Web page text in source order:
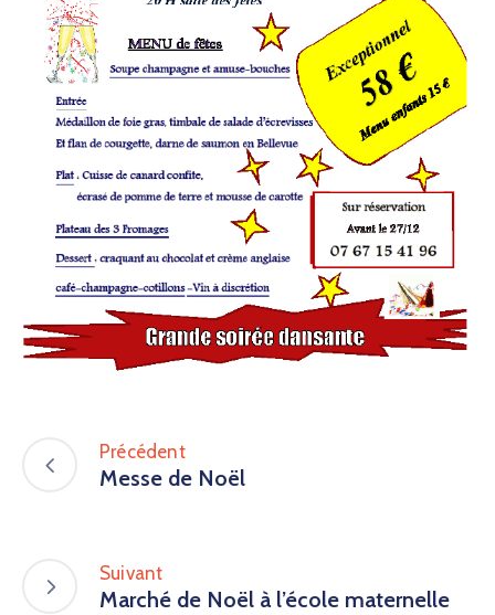
Précédent
Messe de Noël
Suivant
Marché de Noël à l’école maternelle